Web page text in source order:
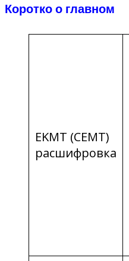
Коротко о главном
EKMT (CEMT)
расшифровка